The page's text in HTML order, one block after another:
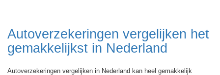
Autoverzekeringen vergelijken het
gemakkelijkst in Nederland
Autoverzekeringen vergelijken in Nederland kan heel gemakkelijk